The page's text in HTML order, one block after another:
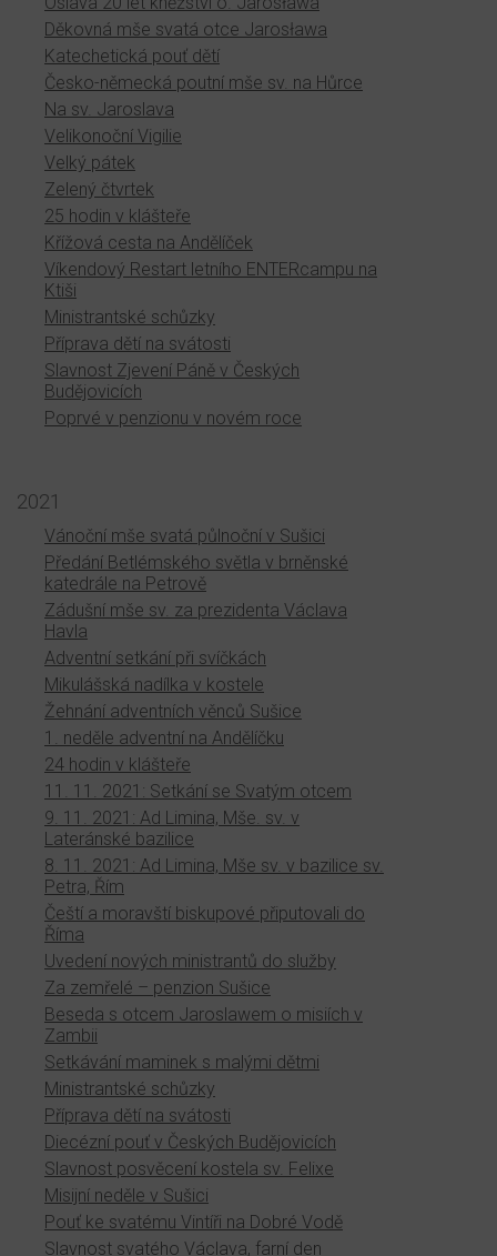
Děkovná mše svatá otce Jarosława
Katechetická pouť dětí
Česko-německá poutní mše sv. na Hůrce
Na sv. Jaroslava
Velikonoční Vigilie
Velký pátek
Zelený čtvrtek
25 hodin v klášteře
Křížová cesta na Andělíček
Víkendový Restart letního ENTERcampu na
Ktiši
Ministrantské schůzky
Příprava dětí na svátosti
Slavnost Zjevení Páně v Českých
Budějovicích
Poprvé v penzionu v novém roce
2021
Vánoční mše svatá půlnoční v Sušici
Předání Betlémského světla v brněnské
katedrále na Petrově
Zádušní mše sv. za prezidenta Václava
Havla
Adventní setkání při svíčkách
Mikulášská nadílka v kostele
Žehnání adventních věnců Sušice
1. neděle adventní na Andělíčku
24 hodin v klášteře
11. 11. 2021: Setkání se Svatým otcem
9. 11. 2021: Ad Limina, Mše. sv. v
Lateránské bazilice
8. 11. 2021: Ad Limina, Mše sv. v bazilice sv.
Petra, Řím
Čeští a moravští biskupové připutovali do
Říma
Uvedení nových ministrantů do služby
Za zemřelé – penzion Sušice
Beseda s otcem Jaroslawem o misiích v
Zambii
Setkávání maminek s malými dětmi
Ministrantské schůzky
Příprava dětí na svátosti
Diecézní pouť v Českých Budějovicích
Slavnost posvěcení kostela sv. Felixe
Misijní neděle v Sušici
Pouť ke svatému Vintíři na Dobré Vodě
Slavnost svatého Václava, farní den